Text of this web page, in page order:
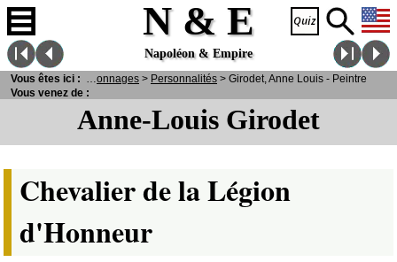
N & E
Napoléon & Empire
Anne-Louis Girodet
Chevalier de la Légion
d'Honneur
Vous êtes ici :
N& E > Personnages > Personnalités > Girodet, Anne Louis - Peintre
Vous venez de :